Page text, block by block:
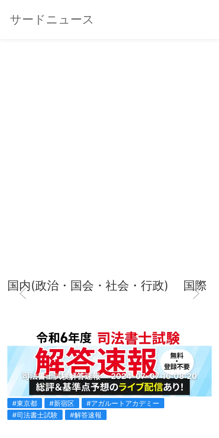
サードニュース
国内(政治・国会・社会・行政) 国際
司法書士試験解答速報 2024-07-07 16:08:20
#東京都 #新宿区
#アガルートアカデミー
#司法書士試験
#解答速報